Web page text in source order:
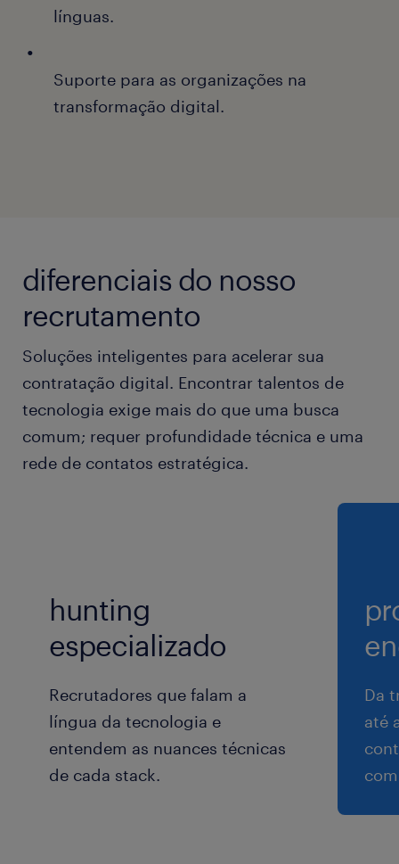
línguas.
Suporte para as organizações na
transformação digital.
diferenciais do nosso
recrutamento
Soluções inteligentes para acelerar sua
contratação digital. Encontrar talentos de
tecnologia exige mais do que uma busca
comum; requer profundidade técnica e uma
rede de contatos estratégica.
hunting
especializado
Recrutadores que falam a
língua da tecnologia e
entendem as nuances técnicas
de cada stack.
Da
até